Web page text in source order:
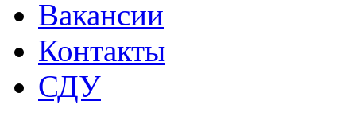
Вакансии
Контакты
СДУ